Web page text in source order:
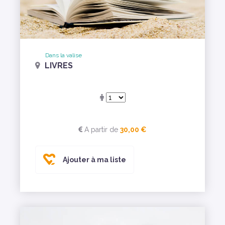
Dans la valise
LIVRES
A partir de 30,00 €
Ajouter à ma liste